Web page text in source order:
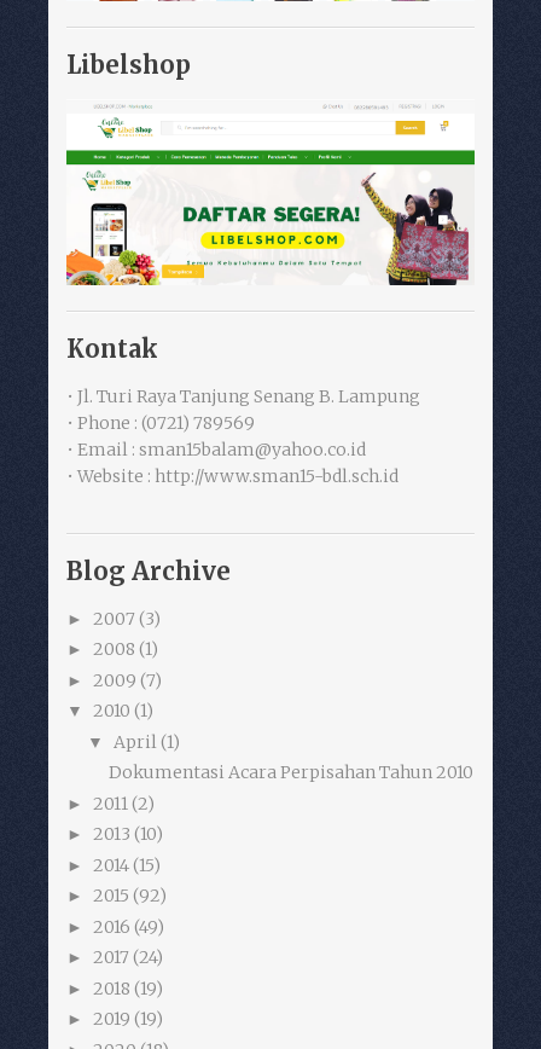
Libelshop
Kontak
• Jl. Turi Raya Tanjung Senang B. Lampung
• Phone : (0721) 789569
• Email : sman15balam@yahoo.co.id
• Website : http://www.sman15-bdl.sch.id
Blog Archive
► 2007 (3)
► 2008 (1)
► 2009 (7)
▼ 2010 (1)
▼ April (1)
Dokumentasi Acara Perpisahan Tahun 2010
► 2011 (2)
► 2013 (10)
► 2014(15)
► 2015 (92)
► 2016 (49)
► 2017 (24)
► 2018 (19)
► 2019 (19)